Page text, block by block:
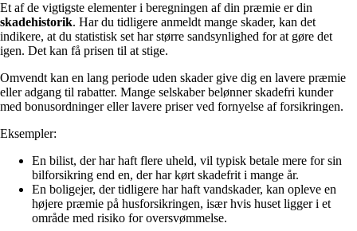
Et af de vigtigste elementer i beregningen af din præmie er din
skadehistorik. Har du tidligere anmeldt mange skader, kan det
indikere, at du statistisk set har større sandsynlighed for at gøre det
igen. Det kan få prisen til at stige.
Omvendt kan en lang periode uden skader give dig en lavere præmie
eller adgang til rabatter. Mange selskaber belønner skadefri kunder
med bonusordninger eller lavere priser ved fornyelse af forsikringen.
Eksempler:
En bilist, der har haft flere uheld, vil typisk betale mere for sin
bilforsikring end en, der har kørt skadefrit i mange år.
En boligejer, der tidligere har haft vandskader, kan opleve en
højere præmie på husforsikringen, især hvis huset ligger i et
område med risiko for oversvømmelse.